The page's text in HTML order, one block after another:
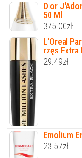
Dior
50 Ml
375.00zł
L'Oreal
rzęs Extra
29.49zł
Emolium
23.57zł